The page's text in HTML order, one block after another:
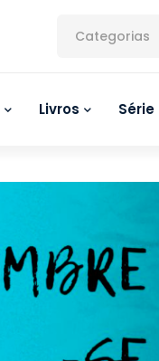
Categorias
Livros Série